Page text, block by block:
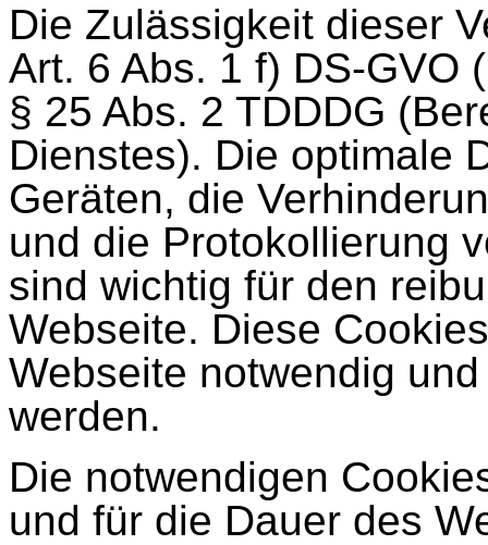
Die Zulässigkeit dieser
Art. 6 Abs. 1 f) DS-GVO
§ 25 Abs. 2 TDDDG
Dienstes). Die optimale
Geräten, die
und die Protokollierung
sind wichtig für den
Webseite. Diese
Webseite notwendig
werden.
Die notwendigen
und für die Dauer des